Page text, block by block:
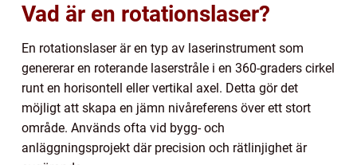
Vad är en rotationslaser?
En rotationslaser är en typ av laserinstrument som
genererar en roterande laserstråle i en 360-graders cirkel
runt en horisontell eller vertikal axel. Detta gör det
möjligt att skapa en jämn nivåreferens över ett stort
område. Används ofta vid bygg- och
anläggningsprojekt där precision och rätlinjighet är